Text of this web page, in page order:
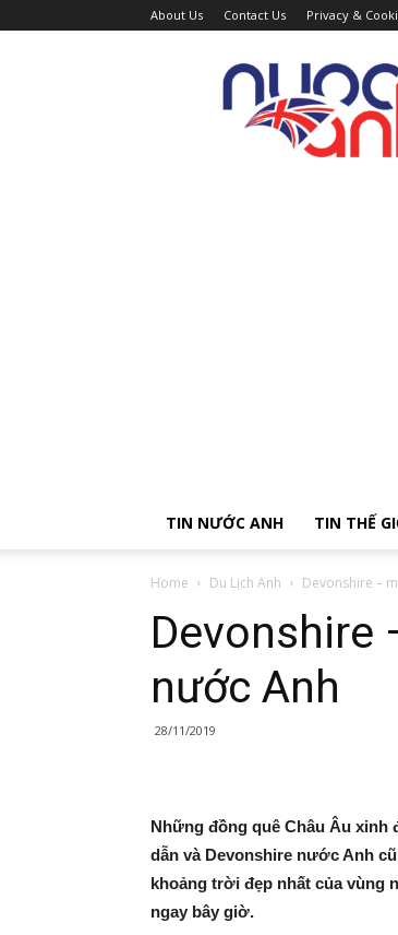
About Us Contact Us Privacy &
Trang
Tin
Tức
Nước
Anh
TIN NƯỚC ANH TIN THẾ
Home Du Lịch Anh Devonshire –
Devonshire
nước Anh
28/11/2019
Những đồng quê Châu Âu xinh
dẫn và Devonshire nước Anh
khoảng trời đẹp nhất của vùng
ngay bây giờ.